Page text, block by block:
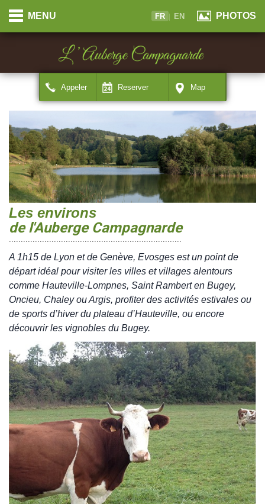
MENU FR | EN PHOTOS
Appeler Reserver Map
Les environs
de l'Auberge Campagnarde
A 1h15 de Lyon et de Genève, Evosges est un point de
départ idéal pour visiter les villes et villages alentours
comme Hauteville-Lompnes, Saint Rambert en Bugey,
Oncieu, Chaley ou Argis, profiter des activités estivales ou
de sports d’hiver du plateau d’Hauteville, ou encore
découvrir les vignobles du Bugey.